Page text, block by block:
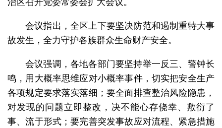
会议指出，全区上下要坚决防范和遏制重特大事
故发生，全力守护各族群众生命财产安全。
会议强调，各地各部门要坚持举一反三、警钟长
鸣，用大概率思维应对小概率事件，切实把安全生产
各项规定要求落实落细；要全面排查整治风险隐患，
对发现的问题立即整改，决不能心存侥幸、敷衍了
事、流于形式；要完善突发事故应对流程、紧急措施